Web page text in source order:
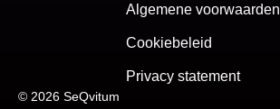
© 2026 SeQvitum
Algemene voorwaarden
Cookiebeleid
Privacy statement